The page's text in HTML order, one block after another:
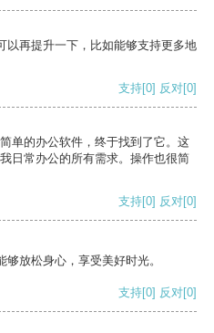
以再提升一下，比如能够支持更多地
支持[0] 反对[0]
单的办公软件，终于找到了它。这
日常办公的所有需求。操作也很简
支持[0] 反对[0]
放松身心，享受美好时光。
支持[0] 反对[0]